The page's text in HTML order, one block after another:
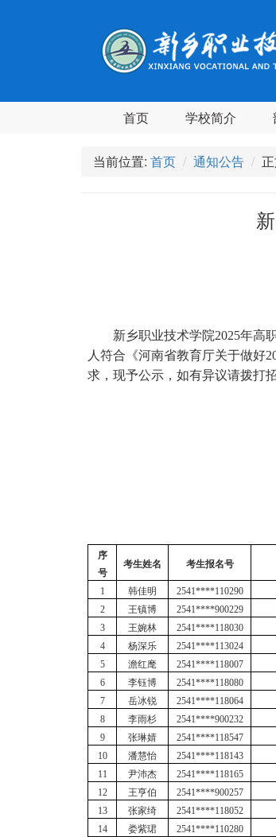
首页 学校简介
当前位置: 首页 通知公告
新乡职业技术学院2025年高
人 符合《河南省教育厅关于做好
求，现予公示， 如有异议请拨打
序
号
考生姓名 考生报名号
1 韩佳明 2541****110290
2
王镇博 2541****900229
3
王婉林 2541****118030
4
杨深乐 2541****113024
5
澹红麾 2541****118007
6
李钰博 2541****118080
7
岳冰锐 2541****118064
8
李雨杉 2541****900232
9
张琳婧 2541****118547
10
潘慧怡 2541****118143
11
尹沛杰 2541****118165
12
王亨伯 2541****900257
13
张家绮 2541****118052
14
娄紫珺 2541****110280